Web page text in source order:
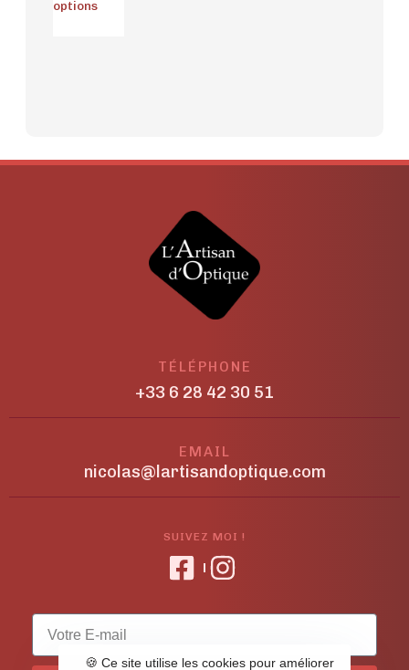
options
TÉLÉPHONE
+33 6 28 42 30 51
EMAIL
nicolas@lartisandoptique.com
SUIVEZ MOI !
🍪 Ce site utilise les cookies pour améliorer